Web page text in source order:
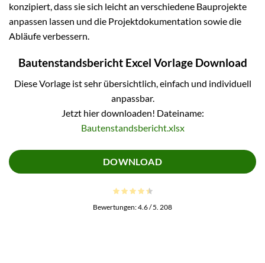
konzipiert, dass sie sich leicht an verschiedene Bauprojekte
anpassen lassen und die Projektdokumentation sowie die
Abläufe verbessern.
Bautenstandsbericht Excel Vorlage Download
Diese Vorlage ist sehr übersichtlich, einfach und individuell
anpassbar.
Jetzt hier downloaden! Dateiname:
Bautenstandsbericht.xlsx
DOWNLOAD
Bewertungen:4.6/ 5. 208